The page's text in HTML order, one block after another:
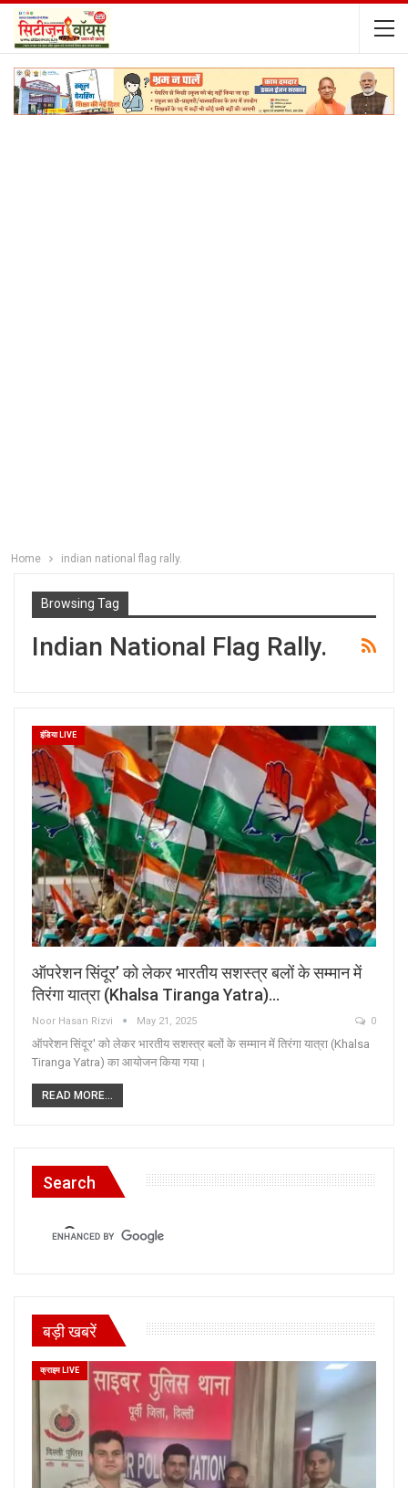
Home indian national flag rally.
Browsing Tag
Indian National Flag Rally.
इंडिया LIVE
ऑपरेशन सिंदूर’ को लेकर भारतीय सशस्त्र बलों के सम्मान में
तिरंगा यात्रा (Khalsa Tiranga Yatra)…
Noor Hasan Rizvi May 21, 2025 0
ऑपरेशन सिंदूर' को लेकर भारतीय सशस्त्र बलों के सम्मान में तिरंगा यात्रा (Khalsa
Tiranga Yatra) का आयोजन किया गया।
READ MORE...
Search
बड़ी खबरें
क्राइम LIVE